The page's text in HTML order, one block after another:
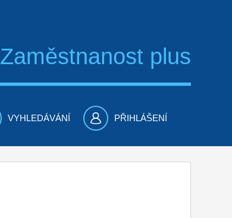
Zaměstnanost plus
VYHLEDÁVÁNÍ PŘIHLÁŠENÍ